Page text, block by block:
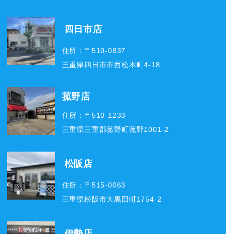
四日市店
住所：〒510-0837
三重県四日市市西松本町4-18
菰野店
住所：〒510-1233
三重県三重郡菰野町菰野1001-2
松阪店
住所：〒515-0063
三重県松阪市大黒田町1754-2